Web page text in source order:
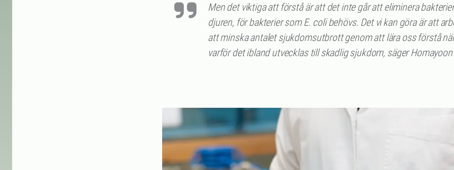
Men det viktiga att förstå är att det inte går att eliminera
djuren, för bakterier som E. coli behövs. Det vi kan göra är att
att minska antalet sjukdomsutbrott genom att lära oss förstå
varför det ibland utvecklas till skadlig sjukdom, säger Homayoon